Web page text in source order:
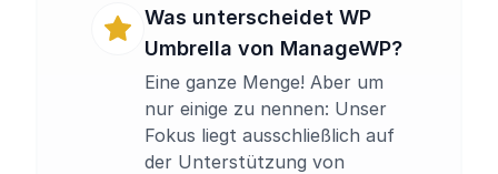
Was unterscheidet WP
Umbrella von ManageWP?
Eine ganze Menge! Aber um
nur einige zu nennen: Unser
Fokus liegt ausschließlich auf
der Unterstützung von